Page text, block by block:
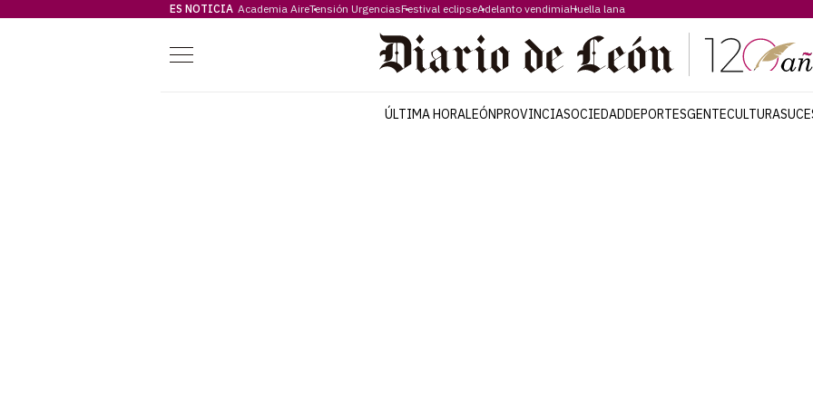
ES NOTICIA Academia AireTensión UrgenciasFestival eclipseAdelanto vendimiaHuella lana
Menú
ÚLTIMA HORALEÓNPROVINCIASOCIEDADDEPORTESGENTECULTURA